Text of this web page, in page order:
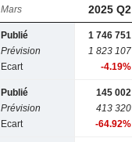
Mars 2025 Q2
Publié
Prévision
Ecart
1 746 751
1 823 107
-4.19%
Publié
Prévision
Ecart
145 002
413 320
-64.92%